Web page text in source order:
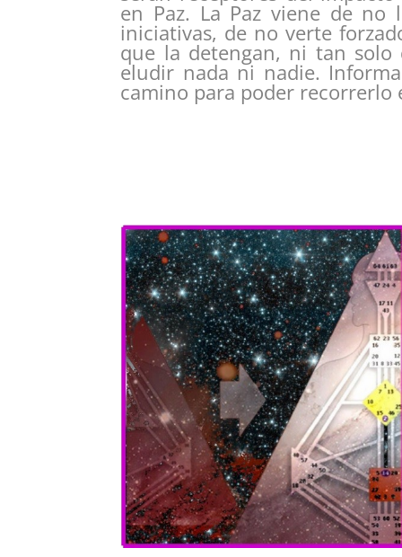
en Paz. La Paz viene de
iniciativas, de no verte
que la detengan, ni tan
eludir nada ni nadie.
camino para poder recorrerlo